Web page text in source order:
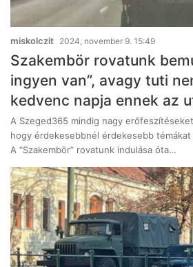
miskolczit 2024, november 9. 15:49
Szakembör rovatunk
ingyen van”, avagy tuti
kedvenc napja ennek az
A Szeged365 mindig nagy
hogy érdekesebbnél érdekesebb
A “Szakembör” rovatunk indulása óta…